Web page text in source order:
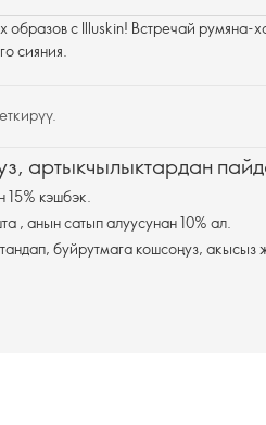
образов с Illuskin! Встречай румяна-
сияния.
артыкчылыктардан
кэшбэк.
, анын сатып алуусунан 10% ал.
буйрутмага кошсоңуз, акысыз